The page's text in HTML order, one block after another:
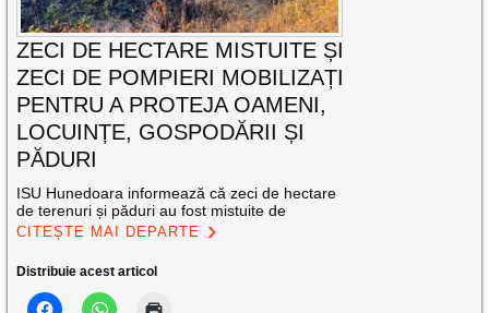
ZECI DE HECTARE MISTUITE ȘI
ZECI DE POMPIERI MOBILIZAȚI
PENTRU A PROTEJA OAMENI,
LOCUINȚE, GOSPODĂRII ȘI
PĂDURI
ISU Hunedoara informează că zeci de hectare
de terenuri și păduri au fost mistuite de
CITEȘTE MAI DEPARTE
Distribuie acest articol